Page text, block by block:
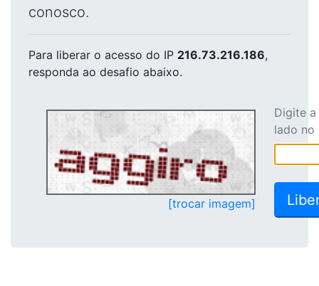
conosco.
Para liberar o acesso do IP 216.73.216.186,
responda ao desafio abaixo.
[trocar imagem]
Digite
lado no